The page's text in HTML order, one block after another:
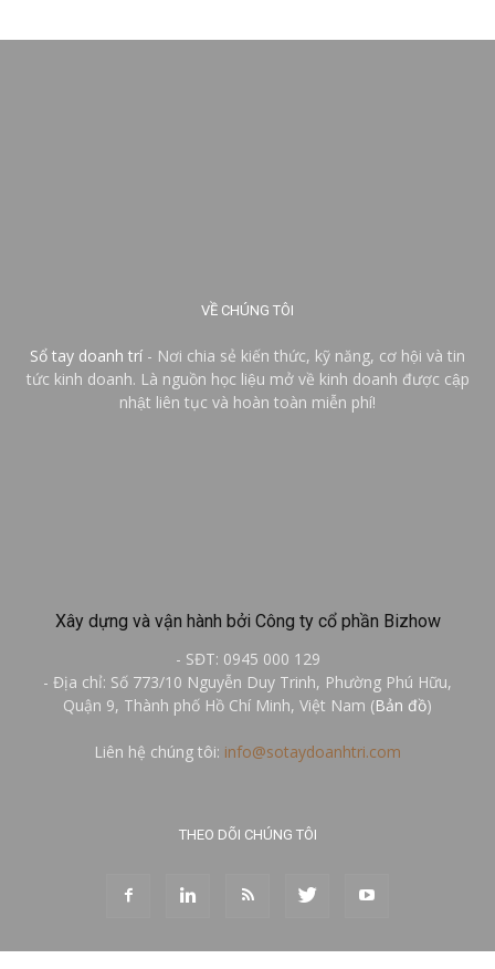
VỀ CHÚNG TÔI
Sổ tay doanh trí - Nơi chia sẻ kiến thức, kỹ năng, cơ hội và tin
tức kinh doanh. Là nguồn học liệu mở về kinh doanh được cập
nhật liên tục và hoàn toàn miễn phí!
Xây dựng và vận hành bởi Công ty cổ phần Bizhow
- SĐT: 0945 000 129
- Địa chỉ: Số 773/10 Nguyễn Duy Trinh, Phường Phú Hữu,
Quận 9, Thành phố Hồ Chí Minh, Việt Nam (Bản đồ)
Liên hệ chúng tôi: info@sotaydoanhtri.com
THEO DÕI CHÚNG TÔI